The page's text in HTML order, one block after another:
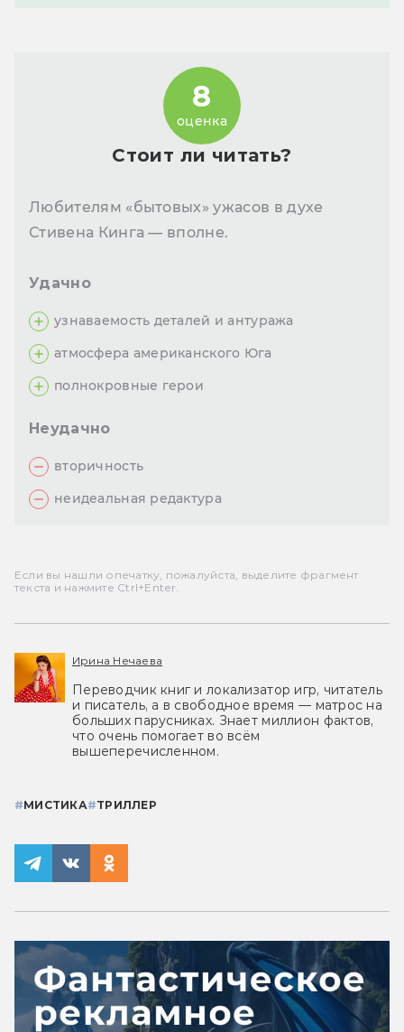
Стоит ли читать?
8
оценка
Любителям «бытовых» ужасов в духе
Стивена Кинга — вполне.
Удачно
узнаваемость деталей и антуража
атмосфера американского Юга
полнокровные герои
Неудачно
вторичность
неидеальная редактура
Если вы нашли опечатку, пожалуйста, выделите фрагмент
текста и нажмите Ctrl+Enter.
Ирина Нечаева
Переводчик книг и локализатор игр, читатель
и писатель, а в свободное время — матрос на
больших парусниках. Знает миллион фактов,
что очень помогает во всём
вышеперечисленном.
#МИСТИКА#ТРИЛЛЕР